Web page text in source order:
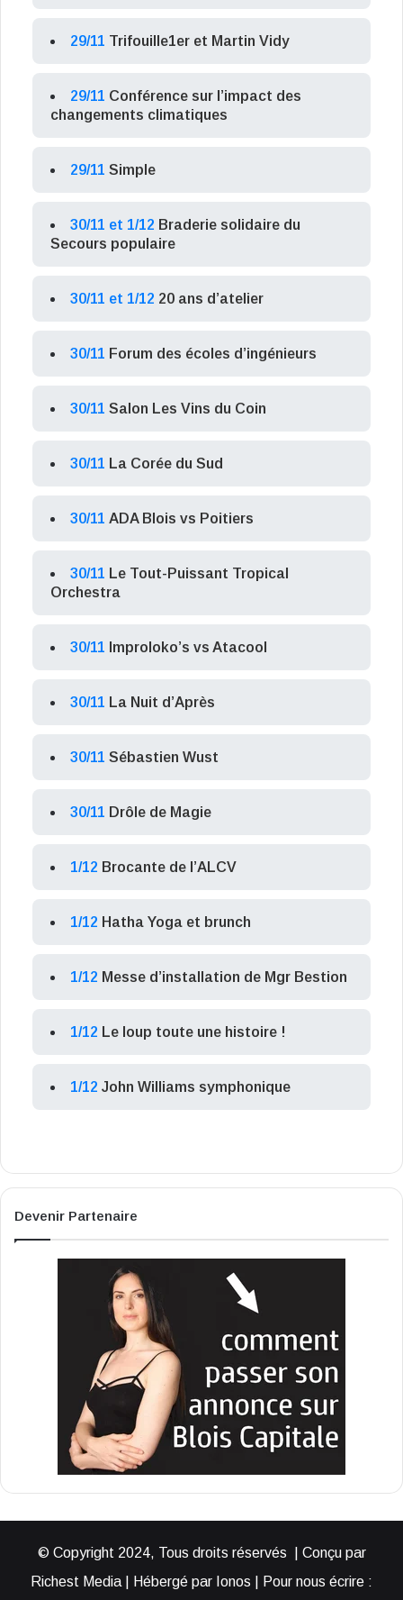
29/11 Trifouille1er et Martin Vidy
29/11 Conférence sur l’impact des
changements climatiques
29/11 Simple
30/11 et 1/12 Braderie solidaire du
Secours populaire
30/11 et 1/12 20 ans d’atelier
30/11 Forum des écoles d’ingénieurs
30/11 Salon Les Vins du Coin
30/11 La Corée du Sud
30/11 ADA Blois vs Poitiers
30/11 Le Tout-Puissant Tropical
Orchestra
30/11 Improloko’s vs Atacool
30/11 La Nuit d’Après
30/11 Sébastien Wust
30/11 Drôle de Magie
1/12 Brocante de l’ALCV
1/12 Hatha Yoga et brunch
1/12 Messe d’installation de Mgr Bestion
1/12 Le loup toute une histoire !
1/12 John Williams symphonique
Devenir Partenaire
© Copyright 2024, Tous droits réservés | Conçu par
Richest Media | Hébergé par Ionos | Pour nous écrire :